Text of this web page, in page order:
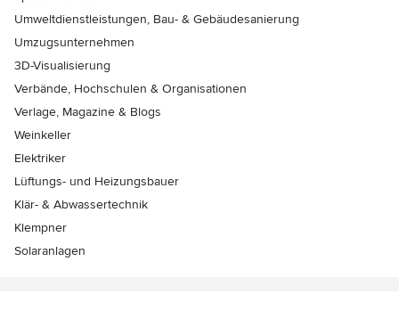
Umweltdienstleistungen, Bau- & Gebäudesanierung
Umzugsunternehmen
3D-Visualisierung
Verbände, Hochschulen & Organisationen
Verlage, Magazine & Blogs
Weinkeller
Elektriker
Lüftungs- und Heizungsbauer
Klär- & Abwassertechnik
Klempner
Solaranlagen